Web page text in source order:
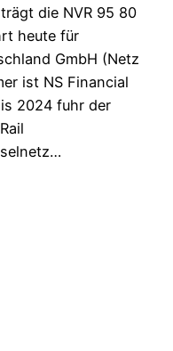
die NVR 95 80
heute für
GmbH (Netz
ist NS Financial
2024 fuhr der